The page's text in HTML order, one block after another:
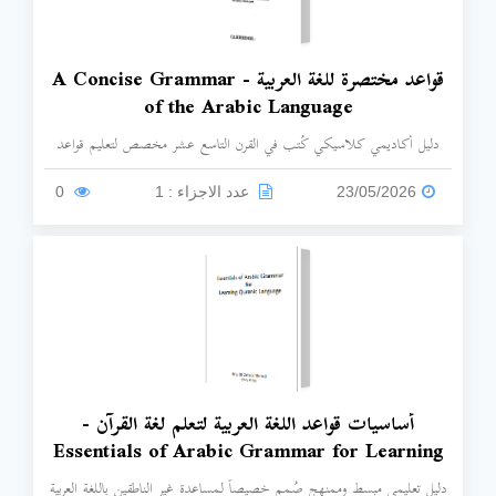
قواعد مختصرة للغة العربية - A Concise Grammar
of the Arabic Language
دليل أكاديمي كلاسيكي كُتب في القرن التاسع عشر مخصص لتعليم قواعد
اللغة العربية للطلاب والمتحدثين باللغة الإنجليزية، يهدف الكتاب إلى سد
الفجوة في المكتبة الإنجليزية لعدم وجود كتاب تمهيدي موجز ومبسط لتعلم
23/05/2026 عدد الاجزاء : 1
أساسيات قواعد اللغة العربية لتعلم لغة القرآن -
Essentials of Arabic Grammar for Learning
Quranic Language
دليل تعليمي مبسط وممنهج صُمم خصيصاً لمساعدة غير الناطقين باللغة العربية